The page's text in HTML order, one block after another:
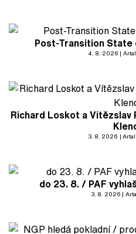
Post-Transition State
4. 8. 2026
Richard Loskot a Vítězslav
3. 8. 2026
do 23. 8. / PAF
3. 8. 2026